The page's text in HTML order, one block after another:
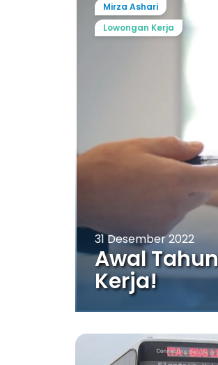
31 Desember 2022
Awal
Kerja!
Mirza Ashari
Lowongan Kerja